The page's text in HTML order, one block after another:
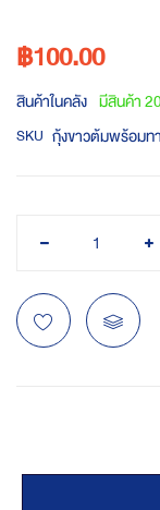
gallery
฿100.00
สินค้าในคลัง มีสินค้า
SKU กุ้งขาวต้มพร้อมท